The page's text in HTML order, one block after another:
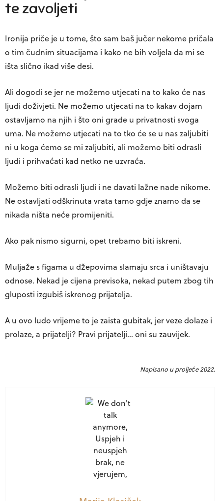
te zavoljeti
Ironija priče je u tome, što sam baš jučer nekome pričala
o tim čudnim situacijama i kako ne bih voljela da mi se
išta slično ikad više desi.
Ali dogodi se jer ne možemo utjecati na to kako će nas
ljudi doživjeti. Ne možemo utjecati na to kakav dojam
ostavljamo na njih i što oni grade u privatnosti svoga
uma. Ne možemo utjecati na to tko će se u nas zaljubiti
ni u koga ćemo se mi zaljubiti, ali možemo biti odrasli
ljudi i prihvaćati kad netko ne uzvraća.
Možemo biti odrasli ljudi i ne davati lažne nade nikome.
Ne ostavljati odškrinuta vrata tamo gdje znamo da se
nikada ništa neće promijeniti.
Ako pak nismo sigurni, opet trebamo biti iskreni.
Muljaže s figama u džepovima slamaju srca i uništavaju
odnose. Nekad je cijena previsoka, nekad putem zbog tih
gluposti izgubiš iskrenog prijatelja.
A u ovo ludo vrijeme to je zaista gubitak, jer veze dolaze i
prolaze, a prijatelji? Pravi prijatelji… oni su zauvijek.
Napisano u proljeće 2022.